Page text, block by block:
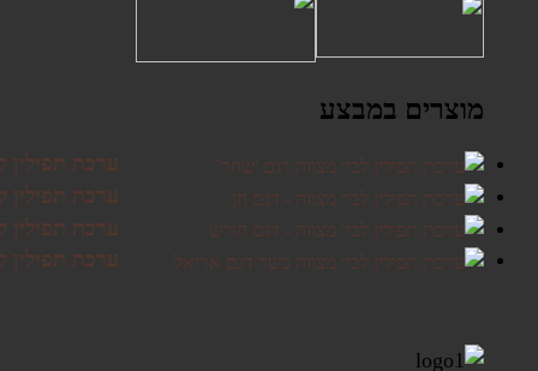
מוצרים במבצע
ערכת
ערכת תפילין
ערכת תפילין
ערכת תפילין